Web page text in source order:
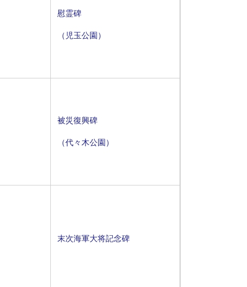
慰霊碑
（児玉公園）
被災復興碑
（代々木公園）
末次海軍大将記念碑​